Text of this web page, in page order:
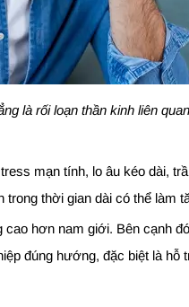
là rối loạn thần kinh liên
mạn tính, lo âu kéo dài,
thời gian dài có thể làm
hơn nam giới. Bên cạnh
đúng hướng, đặc biệt là